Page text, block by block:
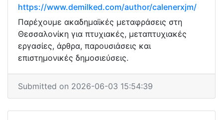
https://www.demilked.com/author/calenerxjm/
Παρέχουμε ακαδημαϊκές μεταφράσεις στη
Θεσσαλονίκη για πτυχιακές, μεταπτυχιακές
εργασίες, άρθρα, παρουσιάσεις και
επιστημονικές δημοσιεύσεις.
Submitted on 2026-06-03 15:54:39